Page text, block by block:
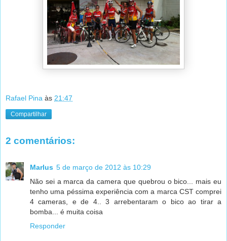
Rafael Pina às 21:47
Compartilhar
2 comentários:
Marlus 5 de março de 2012 às 10:29
Não sei a marca da camera que quebrou o bico... mais eu
tenho uma péssima experiência com a marca CST comprei
4 cameras, e de 4.. 3 arrebentaram o bico ao tirar a
bomba... é muita coisa
Responder